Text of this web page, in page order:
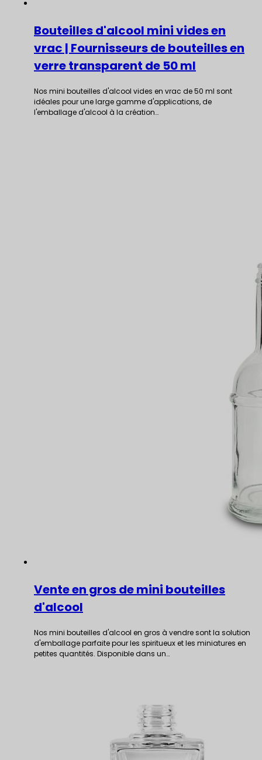
Bouteilles d'alcool mini vides en
vrac | Fournisseurs de bouteilles en
verre transparent de 50 ml
Nos mini bouteilles d'alcool vides en vrac de 50 ml sont
idéales pour une large gamme d'applications, de
l'emballage d'alcool à la création…
Vente en gros de mini bouteilles
d'alcool
Nos mini bouteilles d'alcool en gros à vendre sont la solution
d'emballage parfaite pour les spiritueux et les miniatures en
petites quantités. Disponible dans un…